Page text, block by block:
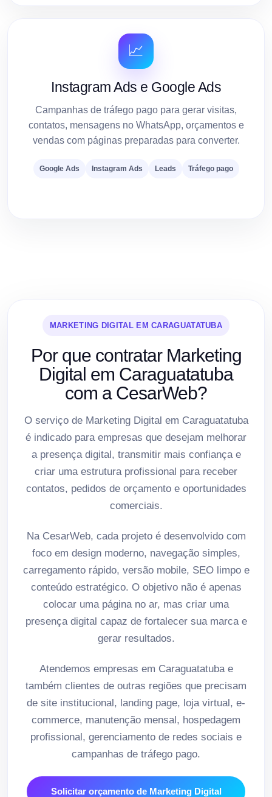
📈
Instagram Ads e Google Ads
Campanhas de tráfego pago para gerar visitas,
contatos, mensagens no WhatsApp, orçamentos e
vendas com páginas preparadas para converter.
Google Ads Instagram Ads Leads Tráfego pago
MARKETING DIGITAL EM CARAGUATATUBA
Por que contratar Marketing
Digital em Caraguatatuba
com a CesarWeb?
O serviço de Marketing Digital em Caraguatatuba
é indicado para empresas que desejam melhorar
a presença digital, transmitir mais confiança e
criar uma estrutura profissional para receber
contatos, pedidos de orçamento e oportunidades
comerciais.
Na CesarWeb, cada projeto é desenvolvido com
foco em design moderno, navegação simples,
carregamento rápido, versão mobile, SEO limpo e
conteúdo estratégico. O objetivo não é apenas
colocar uma página no ar, mas criar uma
presença digital capaz de fortalecer sua marca e
gerar resultados.
Atendemos empresas em Caraguatatuba e
também clientes de outras regiões que precisam
de site institucional, landing page, loja virtual, e-
commerce, manutenção mensal, hospedagem
profissional, gerenciamento de redes sociais e
campanhas de tráfego pago.
Solicitar orçamento de Marketing Digital